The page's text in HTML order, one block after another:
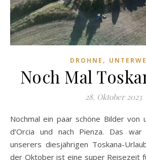
DROHNE ,
Noch Mal
28. Oktober 2023
Nochmal ein paar schöne Bilder von unserer Tour ins Val
d‘Orcia und nach Pienza. Das
unserers diesjährigen Toskana-
der Oktober ist eine super Reisezeit